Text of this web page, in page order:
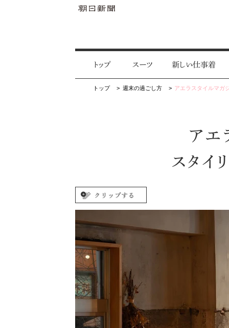
トップ スーツ 新しい仕事着
トップ 週末の過ごし方 アエラスタイルマガ
アエ
スタイ